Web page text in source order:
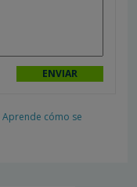
Aprende cómo se